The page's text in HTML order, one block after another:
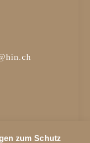
/Datenschutz/Impressum
zum Schutz